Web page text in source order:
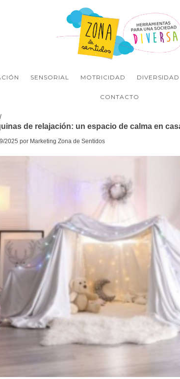
SENSORIAL MOTRICIDAD DIVERSIDAD
CONTACTO
/
de relajación: un espacio de calma en
2025 por Marketing Zona de Sentidos